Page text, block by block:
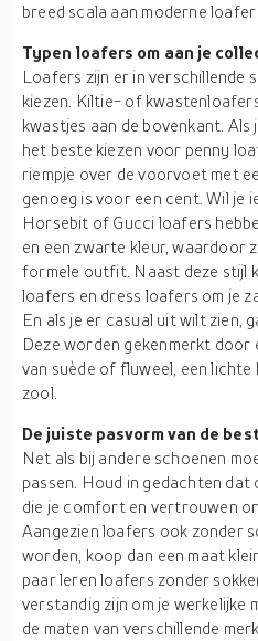
breed scala aan moderne
Typen loafers om aan je
Loafers zijn er in verschillende
kiezen. Kiltie- of
kwastjes aan de bovenkant. Als
het beste kiezen voor penny
riempje over de voorvoet met
genoeg is voor een cent. Wil je
Horsebit of Gucci loafers
en een zwarte kleur, waardoor
formele outfit. Naast deze stijl
loafers en dress loafers om je
En als je er casual uit wilt zien,
Deze worden gekenmerkt
van suède of fluweel, een lichte
zool.
De juiste pasvorm van de
Net als bij andere schoenen
passen. Houd in gedachten
die je comfort en vertrouwen
Aangezien loafers ook zonder
worden, koop dan een maat
paar leren loafers zonder
verstandig zijn om je werkelijke
de maten van verschillende